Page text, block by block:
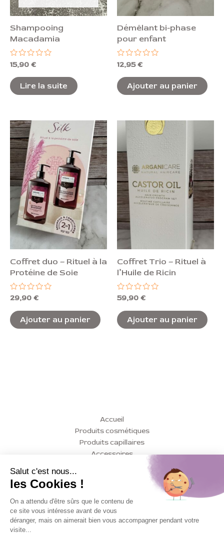
Shampooing
Macadamia
Note
sur
5
15,90 €
Lire la suite
Démêlant bi-phase
pour enfant
Note
sur
5
12,95€
Ajouter au panier
Coffret duo – Rituel à la
Protéine de Soie
Note
sur
5
29,90 €
Ajouter au panier
Coffret Trio – Rituel à
l’Huile de Ricin
Note
sur
5
59,90 €
Ajouter au panier
Accueil
Produits cosmétiques
Produits capillaires
Accessoires
Mon compte
Mentions légales
Politique de confidentialité